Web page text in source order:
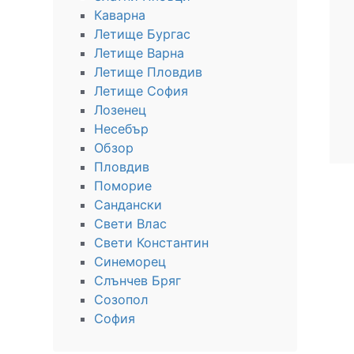
Каварна
Летище Бургас
Летище Варна
Летище Пловдив
Летище София
Лозенец
Несебър
Обзор
Пловдив
Поморие
Сандански
Свети Влас
Свети Константин
Синеморец
Слънчев Бряг
Созопол
София